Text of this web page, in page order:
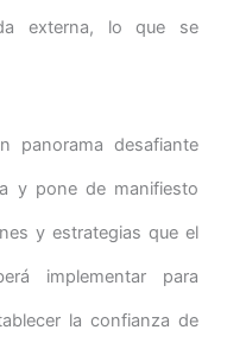
externa, lo que se
panorama desafiante
y pone de manifiesto
y estrategias que el
implementar para
la confianza de